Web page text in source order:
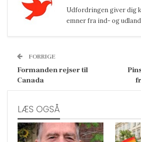
Udfordringen giver dig
emner fra ind- og
FORRIGE
Formanden rejser til
Canada
LÆS OGSÅ